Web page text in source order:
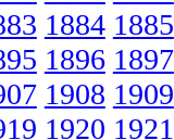
1884 1885
1896 1897
1908 1909
1920 1921